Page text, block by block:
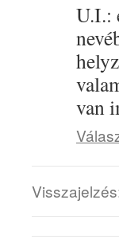
U.I.:
van